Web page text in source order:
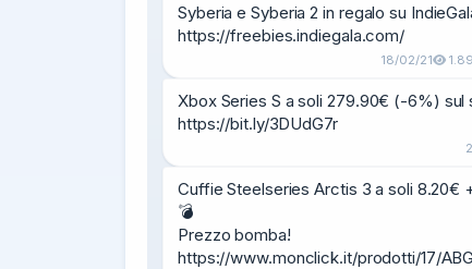
Syberia e Syberia 2 in regalo su
https://freebies.indiegala.com/
18/02/21
Xbox Series S a soli 279.90€ (-6%) sul
https://bit.ly/3DUdG7r
Cuffie Steelseries Arctis 3 a soli 8.20€
💣
Prezzo bomba!
https://www.monclick.it/prodotti/17/